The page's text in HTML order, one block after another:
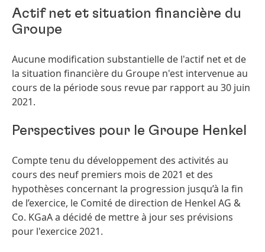
Actif net et situation financière du
Groupe
Aucune modification substantielle de l'actif net et de
la situation financière du Groupe n'est intervenue au
cours de la période sous revue par rapport au 30 juin
2021.
Perspectives pour le Groupe Henkel
Compte tenu du développement des activités au
cours des neuf premiers mois de 2021 et des
hypothèses concernant la progression jusqu’à la fin
de l’exercice, le Comité de direction de Henkel AG &
Co. KGaA a décidé de mettre à jour ses prévisions
pour l'exercice 2021.